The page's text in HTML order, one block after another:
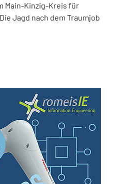
Main-Kinzig-Kreis für
Jagd nach dem Traumjob